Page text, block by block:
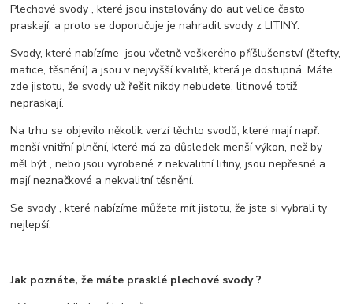
Plechové svody , které jsou instalovány do aut velice často
praskají, a proto se doporučuje je nahradit svody z LITINY.
Svody, které nabízíme jsou včetně veškerého příšlušenství (štefty,
matice, těsnění) a jsou v nejvyšší kvalitě, která je dostupná. Máte
zde jistotu, že svody už řešit nikdy nebudete, litinové totiž
nepraskají.
Na trhu se objevilo několik verzí těchto svodů, které mají např.
menší vnitřní plnění, které má za důsledek menší výkon, než by
měl být , nebo jsou vyrobené z nekvalitní litiny, jsou nepřesné a
mají neznačkové a nekvalitní těsnění.
Se svody , které nabízíme můžete mít jistotu, že jste si vybrali ty
nejlepší.
Jak poznáte, že máte prasklé plechové svody ?